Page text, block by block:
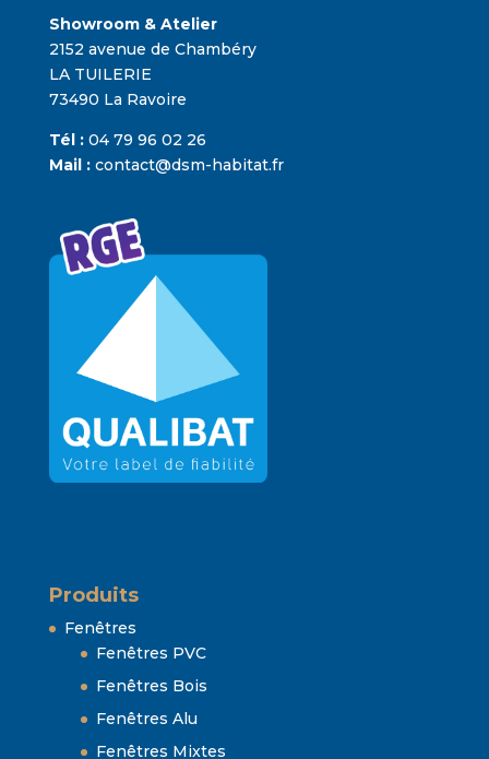
Showroom & Atelier
2152 avenue de Chambéry
LA TUILERIE
73490 La Ravoire
Tél : 04 79 96 02 26
Mail : contact@dsm-habitat.fr
Produits
Fenêtres
Fenêtres PVC
Fenêtres Bois
Fenêtres Alu
Fenêtres Mixtes